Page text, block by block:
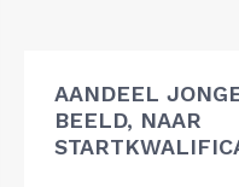
AANDEEL
BEELD, NAAR